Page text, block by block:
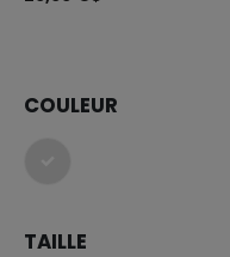
COULEUR
TAILLE